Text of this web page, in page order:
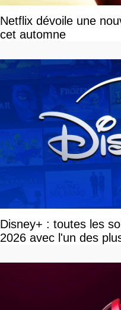
Netflix dévoile une
cet automne
Disney+ : toutes les
2026 avec l'un des